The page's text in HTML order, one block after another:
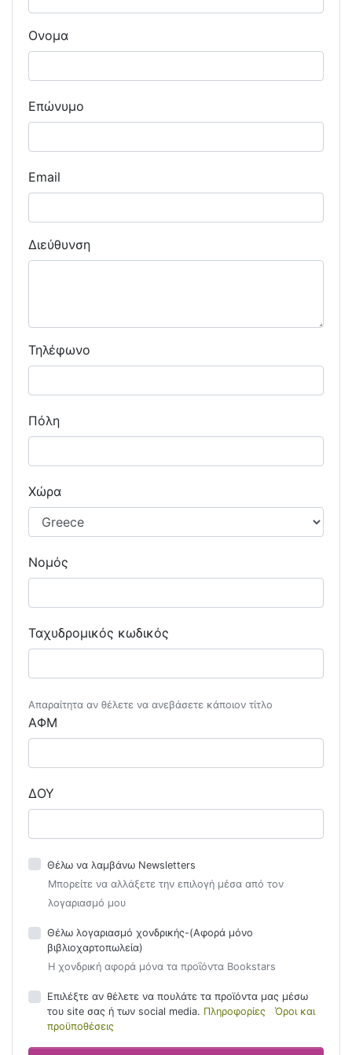
Ονομα
Επώνυμο
Email
Διεύθυνση
Τηλέφωνο
Πόλη
Χώρα
Νομός
Ταχυδρομικός κωδικός
Απαραίτητα αν θέλετε να ανεβάσετε κάποιον τίτλο
ΑΦΜ
ΔΟΥ
Θέλω να λαμβάνω Newsletters
Μπορείτε να αλλάξετε την επιλογή μέσα από τον
λογαριασμό μου
Θέλω λογαριασμό χονδρικής-(Αφορά μόνο
βιβλιοχαρτοπωλεία)
Η χονδρική αφορά μόνα τα προΐόντα Bookstars
Επιλέξτε αν θέλετε να πουλάτε τα προϊόντα μας μέσω
του site σας ή των social media. Πληροφορίες
Όροι και
προϋποθέσεις